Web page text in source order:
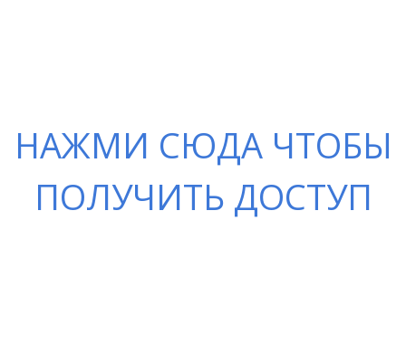
НАЖМИ СЮДА ЧТОБЫ
ПОЛУЧИТЬ ДОСТУП